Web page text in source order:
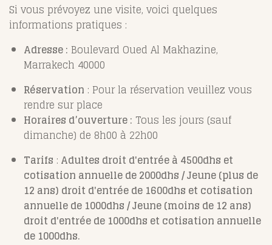
Si vous prévoyez une visite, voici quelques
informations pratiques :
Adresse : Boulevard Oued Al Makhazine,
Marrakech 40000
Réservation : Pour la réservation veuillez vous
rendre sur place
Horaires d’ouverture : Tous les jours (sauf
dimanche) de 8h00 à 22h00
Tarifs : Adultes droit d'entrée à 4500dhs et
cotisation annuelle de 2000dhs / Jeune (plus de
12 ans) droit d'entrée de 1600dhs et cotisation
annuelle de 1000dhs / Jeune (moins de 12 ans)
droit d'entrée de 1000dhs et cotisation annuelle
de 1000dhs.